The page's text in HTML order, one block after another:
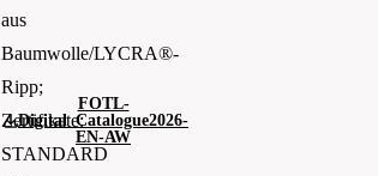
aus
Baumwolle/LYCRA®-
Ripp;
Zertifikate:
STANDARD
FOTL-
Digital_Catalogue2026-
EN-AW